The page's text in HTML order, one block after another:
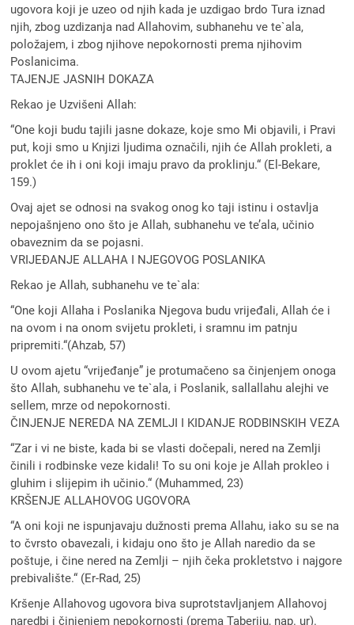
ugovora koji je uzeo od njih kada je uzdigao brdo Tura iznad
njih, zbog uzdizanja nad Allahovim, subhanehu ve te`ala,
položajem, i zbog njihove nepokornosti prema njihovim
Poslanicima.
TAJENJE JASNIH DOKAZA
Rekao je Uzvišeni Allah:
“One koji budu tajili jasne dokaze, koje smo Mi objavili, i Pravi
put, koji smo u Knjizi ljudima označili, njih će Allah prokleti, a
proklet će ih i oni koji imaju pravo da proklinju.“ (El-Bekare,
159.)
Ovaj ajet se odnosi na svakog onog ko taji istinu i ostavlja
nepojašnjeno ono što je Allah, subhanehu ve te’ala, učinio
obaveznim da se pojasni.
VRIJEÐANJE ALLAHA I NJEGOVOG POSLANIKA
Rekao je Allah, subhanehu ve te`ala:
“One koji Allaha i Poslanika Njegova budu vrijeđali, Allah će i
na ovom i na onom svijetu prokleti, i sramnu im patnju
pripremiti.“(Ahzab, 57)
U ovom ajetu “vrijeđanje” je protumačeno sa činjenjem onoga
što Allah, subhanehu ve te`ala, i Poslanik, sallallahu alejhi ve
sellem, mrze od nepokornosti.
ČINJENJE NEREDA NA ZEMLJI I KIDANJE RODBINSKIH VEZA
“Zar i vi ne biste, kada bi se vlasti dočepali, nered na Zemlji
činili i rodbinske veze kidali! To su oni koje je Allah prokleo i
gluhim i slijepim ih učinio.“ (Muhammed, 23)
KRŠENJE ALLAHOVOG UGOVORA
“A oni koji ne ispunjavaju duž‍nosti prema Allahu, iako su se na
to čvrsto obavezali, i kidaju ono što je Allah naredio da se
poštuje, i čine nered na Zemlji – njih čeka prokletstvo i najgore
prebivalište.“ (Er-Rad, 25)
Kršenje Allahovog ugovora biva suprotstavljanjem Allahovoj
naredbi i činjenjem nepokornosti (prema Taberiju, nap. ur).